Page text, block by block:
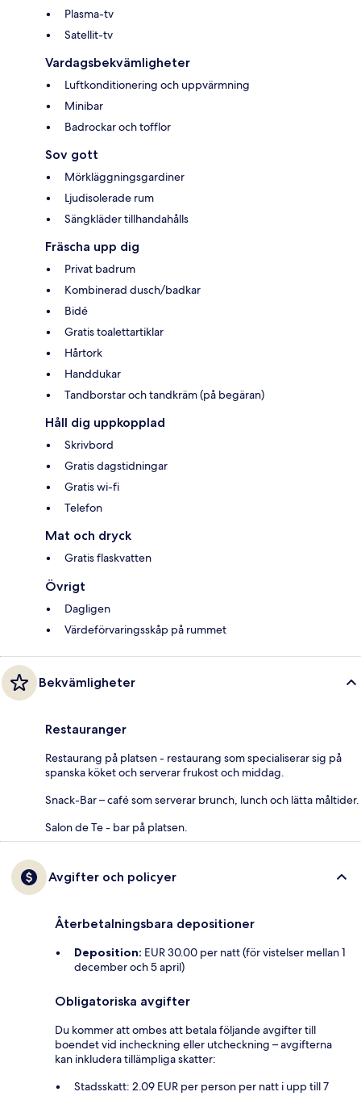
Plasma-tv
Satellit-tv
Vardagsbekvämligheter
Luftkonditionering och uppvärmning
Minibar
Badrockar och tofflor
Sov gott
Mörkläggningsgardiner
Ljudisolerade rum
Sängkläder tillhandahålls
Fräscha upp dig
Privat badrum
Kombinerad dusch/badkar
Bidé
Gratis toalettartiklar
Hårtork
Handdukar
Tandborstar och tandkräm (på begäran)
Håll dig uppkopplad
Skrivbord
Gratis dagstidningar
Gratis wi-fi
Telefon
Mat och dryck
Gratis flaskvatten
Övrigt
Dagligen
Värdeförvaringsskåp på rummet
Bekvämligheter
Restauranger
Restaurang på platsen - restaurang som specialiserar sig på
spanska köket och serverar frukost och middag.
Snack-Bar – café som serverar brunch, lunch och lätta måltider.
Salon de Te - bar på platsen.
Avgifter och policyer
Återbetalningsbara depositioner
Deposition: EUR 30.00 per natt (för vistelser mellan 1
december och 5 april)
Obligatoriska avgifter
Du kommer att ombes att betala följande avgifter till
boendet vid incheckning eller utcheckning – avgifterna
kan inkludera tillämpliga skatter:
Stadsskatt: 2.09 EUR per person per natt i upp till 7